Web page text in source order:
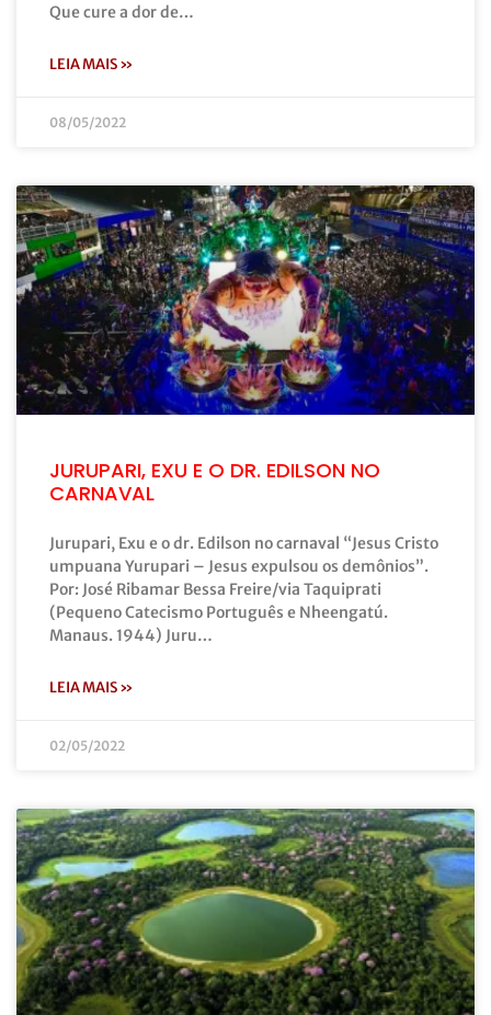
Que cure a dor de…
LEIA MAIS »
08/05/2022
JURUPARI, EXU E O DR. EDILSON NO
CARNAVAL
Jurupari, Exu e o dr. Edilson no carnaval “Jesus Cristo
umpuana Yurupari – Jesus expulsou os demônios”.
Por: José Ribamar Bessa Freire/via Taquiprati
(Pequeno Catecismo Português e Nheengatú.
Manaus. 1944) Juru…
LEIA MAIS »
02/05/2022